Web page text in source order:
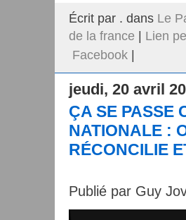
Écrit par . dans Le
de la france
Lien
Facebook
jeudi, 20 avril
ÇA SE PASSE
NATIONALE :
RÉCONCILIE
Publié par Guy